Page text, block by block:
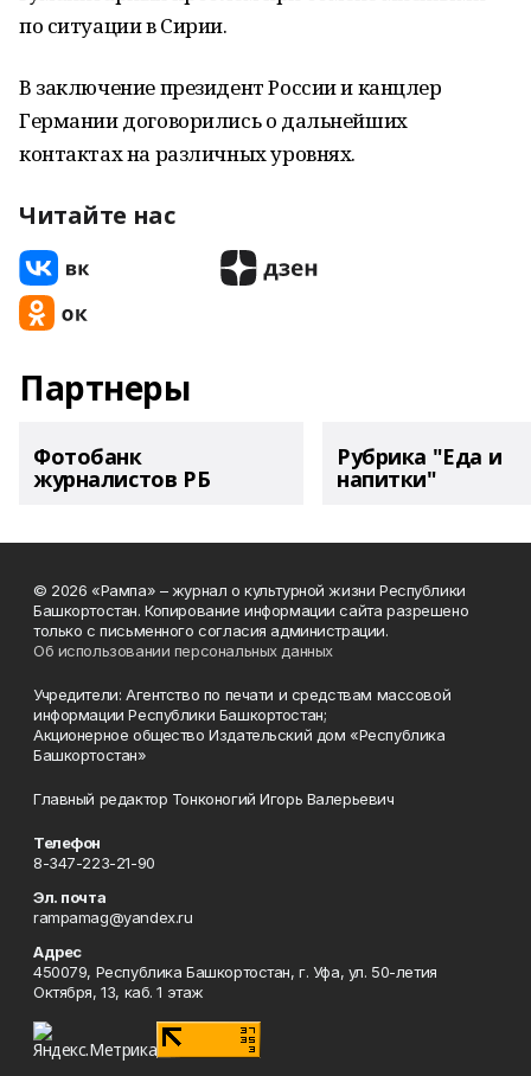
по ситуации в Сирии.
В заключение президент России и канцлер
Германии договорились о дальнейших
контактах на различных уровнях.
Читайте нас
Партнеры
Фотобанк
журналистов РБ
Рубрика "Еда и
напитки"
© 2026 «Рампа» – журнал о культурной жизни Республики
Башкортостан. Копирование информации сайта разрешено
только с письменного согласия администрации.
Об использовании персональных данных
Учредители: Агентство по печати и средствам массовой
информации Республики Башкортостан;
Акционерное общество Издательский дом «Республика
Башкортостан»
Главный редактор Тонконогий Игорь Валерьевич
Телефон
8-347-223-21-90
Эл. почта
rampamag@yandex.ru
Адрес
450079, Республика Башкортостан, г. Уфа, ул. 50-летия
Октября, 13, каб. 1 этаж